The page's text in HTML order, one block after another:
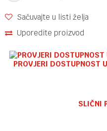
Sačuvajte u listi želja
Uporedite proizvod
PROVJERI DOSTUPNOST
SLIČNI